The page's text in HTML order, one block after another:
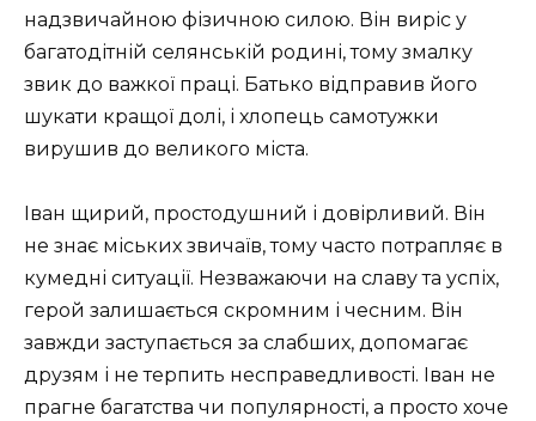
надзвичайною фізичною силою. Він виріс у
багатодітній селянській родині, тому змалку
звик до важкої праці. Батько відправив його
шукати кращої долі, і хлопець самотужки
вирушив до великого міста.
Іван щирий, простодушний і довірливий. Він
не знає міських звичаїв, тому часто потрапляє в
кумедні ситуації. Незважаючи на славу та успіх,
герой залишається скромним і чесним. Він
завжди заступається за слабших, допомагає
друзям і не терпить несправедливості. Іван не
прагне багатства чи популярності, а просто хоче